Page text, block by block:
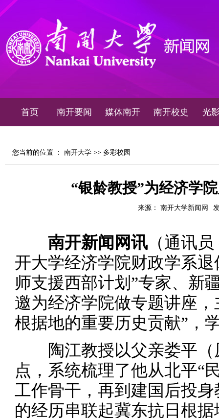
首页 南开要闻 媒体南开 南开校史 光
您当前的位置 ： 南开大学 >> 多彩校园
“银龄教授”为经济学
来源： 南开大学新闻网
南开新闻网讯 （通讯
开大学经济学院财政学系
师支援西部计划 ”专家、新
邀为经济学院做专题讲座
根据地的重要历史贡献”，
陶江教授以父亲娄平（
点，系统梳理了他从北平“
工作骨干，再到建国后投
的经历串联起冀东抗日根